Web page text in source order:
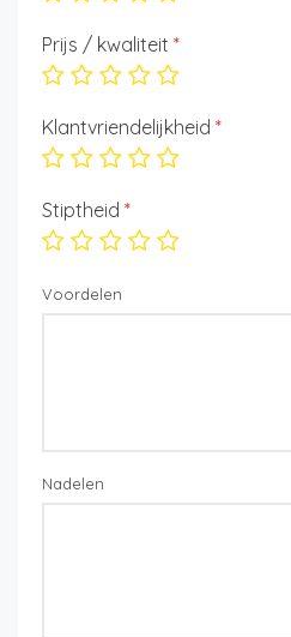
Prijs / kwaliteit *
Klantvriendelijkheid *
Stiptheid *
Voordelen
Nadelen